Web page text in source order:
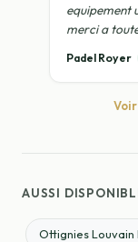
equipement
merci a
Padel Royer
AUSSI
Ottignies Louvain